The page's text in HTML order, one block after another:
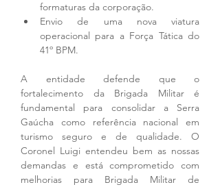
formaturas da corporação.
Envio de uma nova viatura
operacional para a Força Tática do
41º BPM.
A entidade defende que o
fortalecimento da Brigada Militar é
fundamental para consolidar a Serra
Gaúcha como referência nacional em
turismo seguro e de qualidade. O
Coronel Luigi entendeu bem as nossas
demandas e está comprometido com
melhorias para Brigada Militar de